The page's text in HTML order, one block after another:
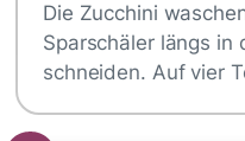
Die Zucchini
Sparschäler längs in
schneiden. Auf vier